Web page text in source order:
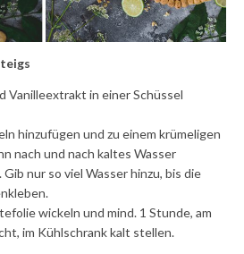
Vanilleextrakt in einer Schüssel
hinzufügen und zu einem krümeligen
nach und nach kaltes Wasser
nur so viel Wasser hinzu, bis die
wickeln und mind. 1 Stunde, am
im Kühlschrank kalt stellen.